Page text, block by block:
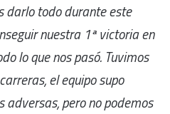
darlo todo durante este
nuestra 1ª victoria en
lo que nos pasó. Tuvimos
el equipo supo
adversas, pero no podemos